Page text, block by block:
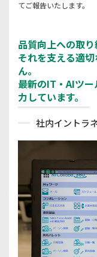
てご報告いたします。
品質向上への取り
それを支える適
ん。
最新のIT・AIツ
力しています。
社内イントラ